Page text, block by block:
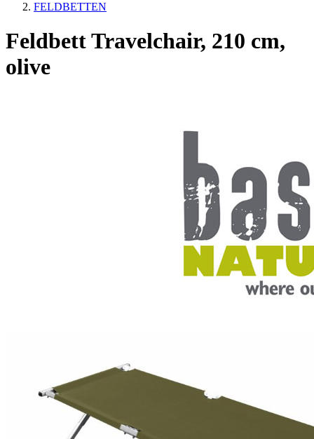
FELDBETTEN
Feldbett Travelchair, 210 cm,
olive